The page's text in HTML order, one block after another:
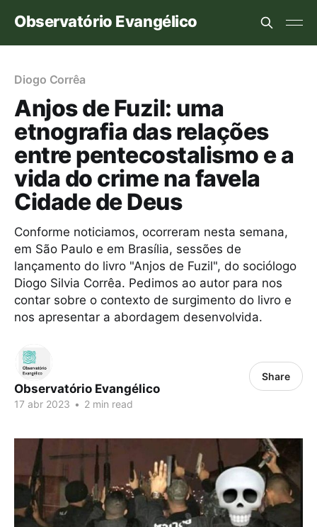
Observatório Evangélico
Diogo Corrêa
Anjos de Fuzil: uma
etnografia das relações
entre pentecostalismo e a
vida do crime na favela
Cidade de Deus
Conforme noticiamos, ocorreram nesta semana,
em São Paulo e em Brasília, sessões de
lançamento do livro "Anjos de Fuzil", do sociólogo
Diogo Silvia Corrêa. Pedimos ao autor para nos
contar sobre o contexto de surgimento do livro e
nos apresentar a abordagem desenvolvida.
Observatório Evangélico
17 abr 2023 • 2 min read
Share